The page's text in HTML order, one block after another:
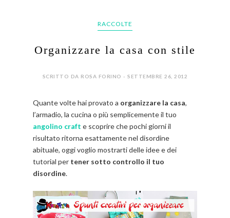
RACCOLTE
Organizzare la casa con stile
SCRITTO DA ROSA FORINO - SETTEMBRE 26, 2012
Quante volte hai provato a organizzare la casa,
l’armadio, la cucina o più semplicemente il tuo
angolino craft e scoprire che pochi giorni il
risultato ritorna esattamente nel disordine
abituale, oggi voglio mostrarti delle idee e dei
tutorial per tener sotto controllo il tuo
disordine.